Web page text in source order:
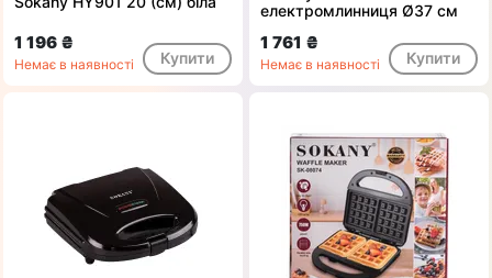
1 196 ₴
Немає в наявності Купити
електромлинниця Ø37 см
1 761 ₴
Немає в наявності Купити